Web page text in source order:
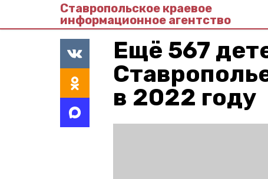
Ставропольское краевое
информационное агентство
Ещё 567
в 2022 году